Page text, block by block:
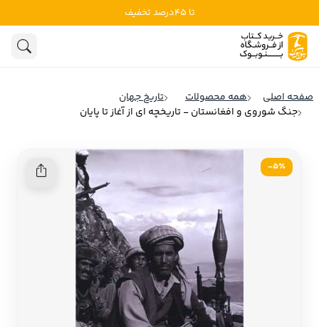
تا 45درصد تخفیف
ادبیات
روانشناسی
ادبیات آمریکا
ادبیات ایتالیا
ادبیات روسیه
ادبیات آمریکای لاتین
ادبیات آلمان
ادبیات ترکیه
ادبیات آسیا
صفحه اصلی همه محصولات
تاریخ جهان
جنگ شوروی و افغانستان - تاریخچه ای از آغاز تا پایان
5٪-